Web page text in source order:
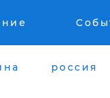
россия